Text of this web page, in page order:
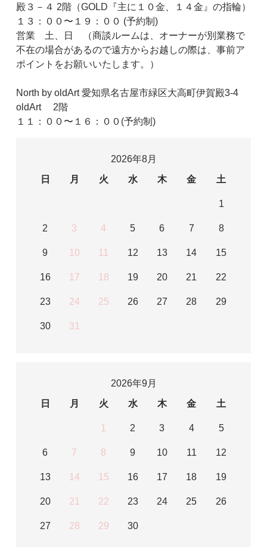
殿３－４ 2階（GOLD『主に１０金、１４金』の指輪）
１３：００〜１９：００ (予約制)
営業 土、日 （商談ルームは、オーナーが別業務で
不在の場合があるので遠方からお越しの際は、事前ア
ポイントをお願いいたします。）
North by oldArt 愛知県名古屋市緑区大高町伊賀殿3-4
oldArt 2階
１１：００〜１６：００(予約制)
2026年8月
日
月 火 水 木 金 土
1
2 3 4 5 6 7 8
9 10 11 12 13 14 15
16 17 18 19 20 21 22
23 24 25 26 27 28 29
30 31
2026年9月
日
月 火 水 木 金 土
1 2 3 4 5
6 7 8 9 10 11 12
13 14 15 16 17 18 19
20 21 22 23 24 25 26
27 28 29 30